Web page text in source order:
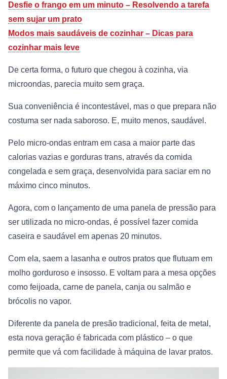
Desfie o frango em um minuto – Resolvendo a tarefa
sem sujar um prato
Modos mais saudáveis de cozinhar – Dicas para
cozinhar mais leve
De certa forma, o futuro que chegou à cozinha, via
microondas, parecia muito sem graça.
Sua conveniência é incontestável, mas o que prepara não
costuma ser nada saboroso. E, muito menos, saudável.
Pelo micro-ondas entram em casa a maior parte das
calorias vazias e gorduras trans, através da comida
congelada e sem graça, desenvolvida para saciar em no
máximo cinco minutos.
Agora, com o lançamento de uma panela de pressão para
ser utilizada no micro-ondas, é possível fazer comida
caseira e saudável em apenas 20 minutos.
Com ela, saem a lasanha e outros pratos que flutuam em
molho gorduroso e insosso. E voltam para a mesa opções
como feijoada, carne de panela, canja ou salmão e
brócolis no vapor.
Diferente da panela de presão tradicional, feita de metal,
esta nova geração é fabricada com plástico – o que
permite que vá com facilidade à máquina de lavar pratos.